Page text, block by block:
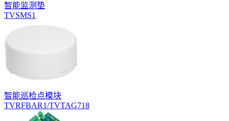
智能监测垫
TVSMS1
智能巡检点模块
TVRFBAR1/TVTAG718